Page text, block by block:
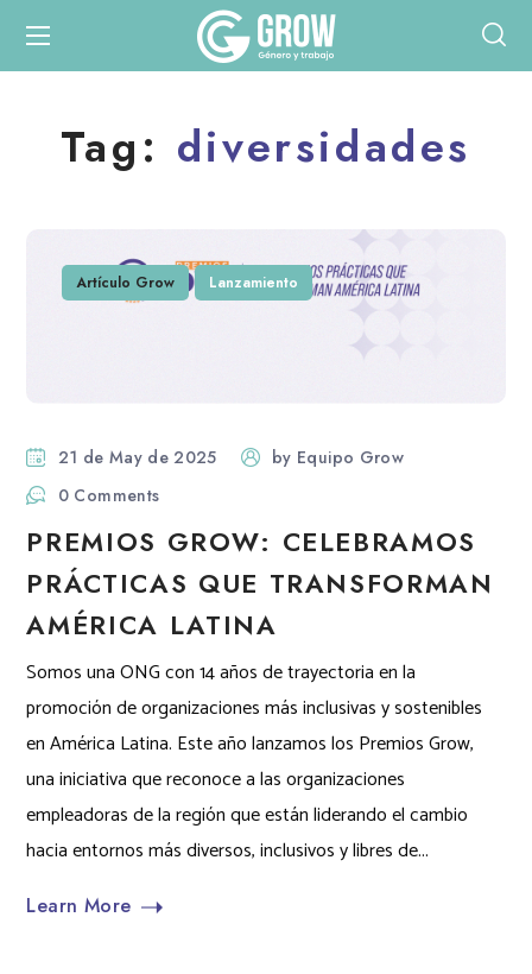
Tag: diversidades
Artículo Grow Lanzamiento
21 de May de 2025 by Equipo Grow
0 Comments
PREMIOS GROW: CELEBRAMOS
PRÁCTICAS QUE TRANSFORMAN
AMÉRICA LATINA
Somos una ONG con 14 años de trayectoria en la
promoción de organizaciones más inclusivas y sostenibles
en América Latina. Este año lanzamos los Premios Grow,
una iniciativa que reconoce a las organizaciones
empleadoras de la región que están liderando el cambio
hacia entornos más diversos, inclusivos y libres de...
Learn More